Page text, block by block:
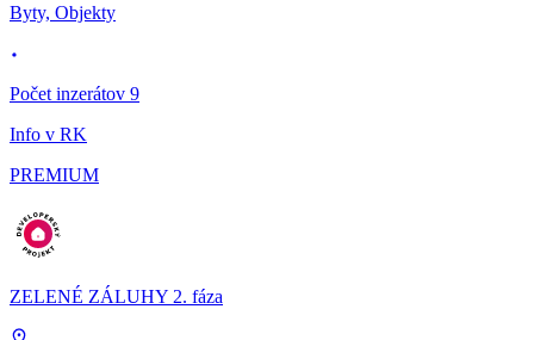
Byty, Objekty
Počet inzerátov 9
Info v RK
PREMIUM
ZELENÉ ZÁLUHY 2. fáza